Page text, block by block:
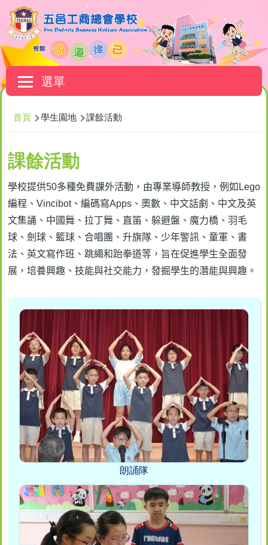
移至主內容
選單
Main
navigation
導
航
連
結
首頁 學生園地 課餘活動
課餘活動
學校提供50多種免費課外活動，由專業導師教授，例如 Lego
編程、 Vincibot、編碼寫Apps 、奧數、中文話劇、中文及英
文集誦、中國舞、拉丁舞、直笛、躲避盤、魔力橋、羽毛
球、劍球、籃球、合唱團、升旗隊、少年警訊、童軍、書
法、英文寫作班、跳繩和跆拳道等，旨在促進學生全面發
展，培養興趣、技能與社交能力，發掘學生的潛能與興趣。
朗誦隊